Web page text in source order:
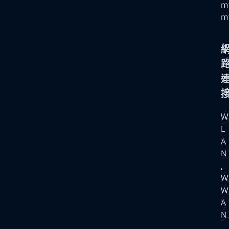
m
m
W
L
A
N
,
W
W
A
N